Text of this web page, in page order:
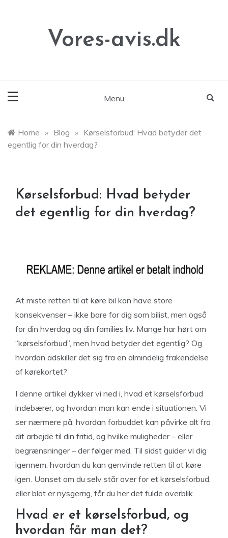
Vores-avis.dk
Menu
Home » Blog » Kørselsforbud: Hvad betyder det
egentlig for din hverdag?
Kørselsforbud: Hvad betyder
det egentlig for din hverdag?
At miste retten til at køre bil kan have store
konsekvenser – ikke bare for dig som bilist, men også
for din hverdag og din families liv. Mange har hørt om
“kørselsforbud”, men hvad betyder det egentlig? Og
hvordan adskiller det sig fra en almindelig frakendelse
af kørekortet?
I denne artikel dykker vi ned i, hvad et kørselsforbud
indebærer, og hvordan man kan ende i situationen. Vi
ser nærmere på, hvordan forbuddet kan påvirke alt fra
dit arbejde til din fritid, og hvilke muligheder – eller
begrænsninger – der følger med. Til sidst guider vi dig
igennem, hvordan du kan genvinde retten til at køre
igen. Uanset om du selv står over for et kørselsforbud,
eller blot er nysgerrig, får du her det fulde overblik.
Hvad er et kørselsforbud, og
hvordan får man det?